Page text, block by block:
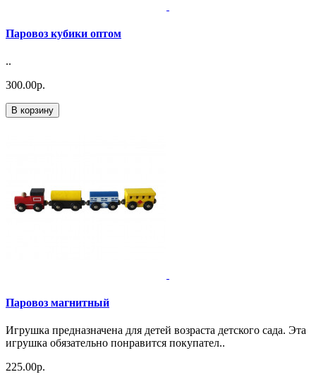
Паровоз кубики оптом
..
300.00р.
В корзину
Паровоз магнитный
Игрушка предназначена для детей возраста детского сада. Эта
игрушка обязательно понравится покупател..
225.00р.